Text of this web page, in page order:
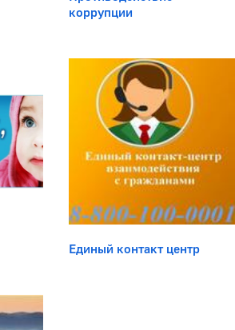
коррупции
Единый контакт центр